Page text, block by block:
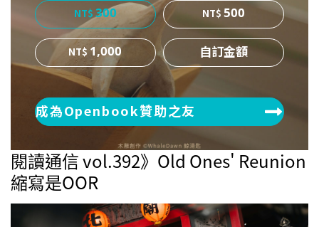
300
500
1,000
成為Openbook贊助之友
閱讀通信 vol.392》Old Ones' Reunion
縮寫是OOR